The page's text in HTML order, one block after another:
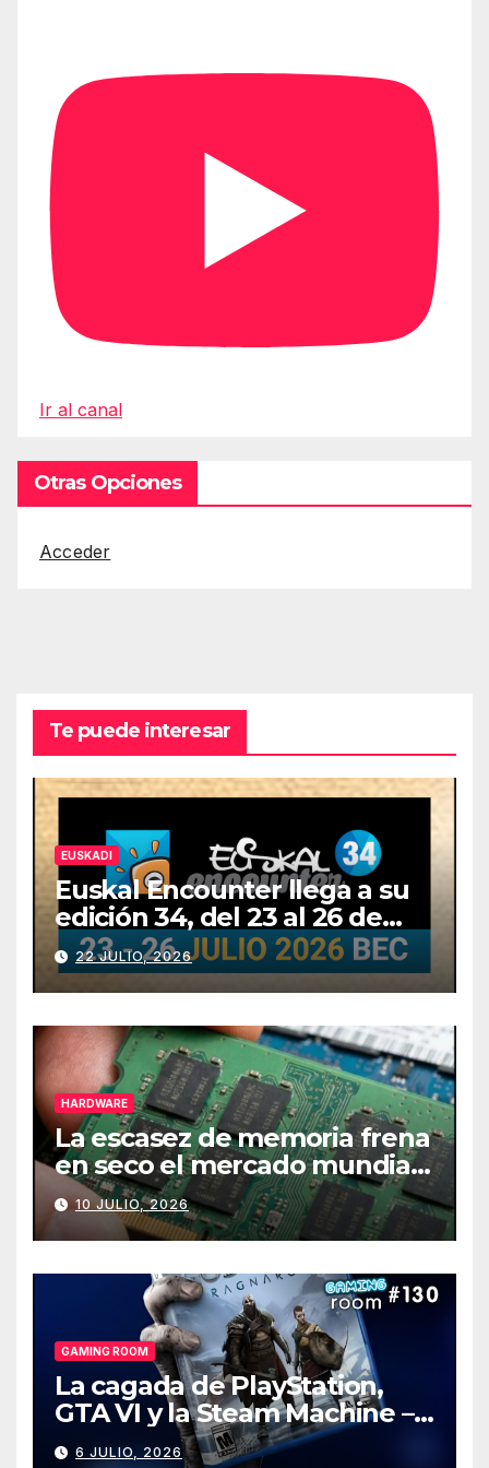
Ir al canal
Otras Opciones
Acceder
Te puede interesar
EUSKADI
Euskal Encounter llega a su
edición 34, del 23 al 26 de
julio
22 JULIO, 2026
HARDWARE
La escasez de memoria frena
en seco el mercado mundial
de PCs
10 JULIO, 2026
GAMING ROOM
La cagada de PlayStation,
GTA VI y la Steam Machine –
Gaming Room #130
6 JULIO, 2026